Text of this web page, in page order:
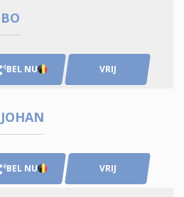
BO
BEL NU VRIJ
JOHAN
BEL NU VRIJ